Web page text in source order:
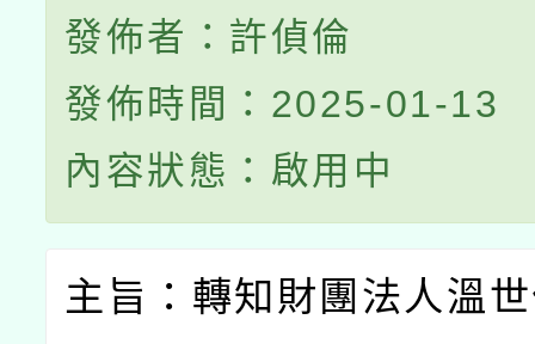
發佈者：許偵倫
發佈時間：2025-01-13
內容狀態：啟用中
主旨：轉知財團法人溫